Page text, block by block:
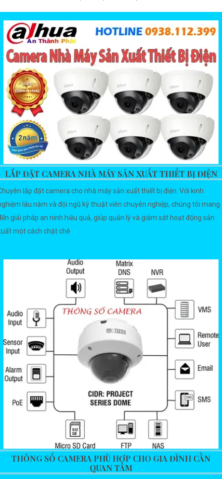
LẮP ĐẶT CAMERA NHÀ MÁY SẢN XUẤT THIẾT BỊ ĐIỆN
lắp đặt camera cho nhà máy sản xuất thiết bị điện. Với kinh
lâu năm và đội ngũ kỹ thuật viên chuyên nghiệp, chúng tôi mang
giải pháp an ninh hiệu quả, giúp quản lý và giám sát hoạt động sản
một cách chặt chẽ
THÔNG SỐ CAMERA PHÙ HỢP CHO GIA ĐÌNH CẦN
QUAN TÂM